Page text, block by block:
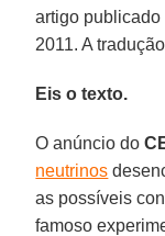
artigo publicado
2011. A
Eis o texto.
O anúncio do
neutrinos
as possíveis
famoso